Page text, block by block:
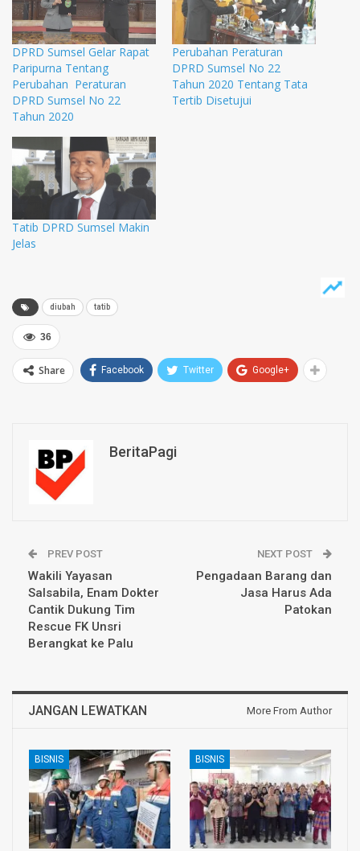
DPRD Sumsel Gelar Rapat
Paripurna Tentang
Perubahan Peraturan
DPRD Sumsel No 22
Tahun 2020
Perubahan Peraturan
DPRD Sumsel No 22
Tahun 2020 Tentang Tata
Tertib Disetujui
Tatib DPRD Sumsel Makin
Jelas
diubah tatib
36
Share Facebook Twitter Google+
BeritaPagi
PREV POST
Wakili Yayasan
Salsabila, Enam Dokter
Cantik Dukung Tim
Rescue FK Unsri
Berangkat ke Palu
NEXT POST
Pengadaan Barang dan
Jasa Harus Ada
Patokan
JANGAN LEWATKAN More From Author
BISNIS BISNIS